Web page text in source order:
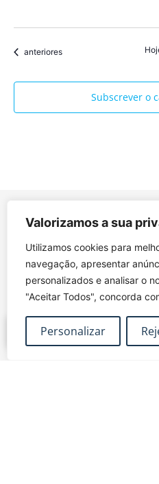
Valorizamos a sua
Utilizamos cookies para
navegação, apresentar
personalizados e analisar o
"Aceitar Todos", concorda
Personalizar
Eventos
anteriores
Subscrever o
FUNDEC – Associação para a
Desenvolvimento em